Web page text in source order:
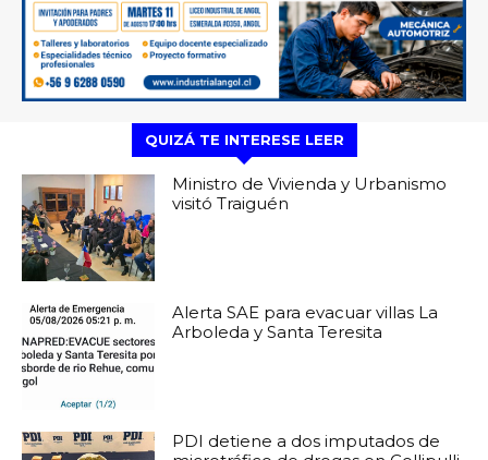
QUIZÁ TE INTERESE LEER
Ministro de Vivienda y Urbanismo
visitó Traiguén
Alerta SAE para evacuar villas La
Arboleda y Santa Teresita
PDI detiene a dos imputados de